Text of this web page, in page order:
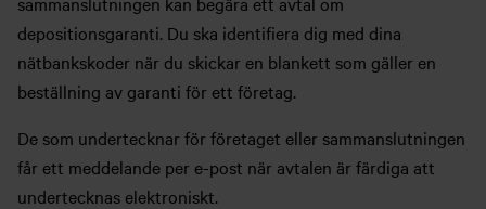
depositionsgaranti. Du ska identifiera dig med dina
nätbankskoder när du skickar en blankett som gäller en
beställning av garanti för ett företag.
De som undertecknar för företaget eller sammanslutningen
får ett meddelande per e-post när avtalen är färdiga att
undertecknas elektroniskt.